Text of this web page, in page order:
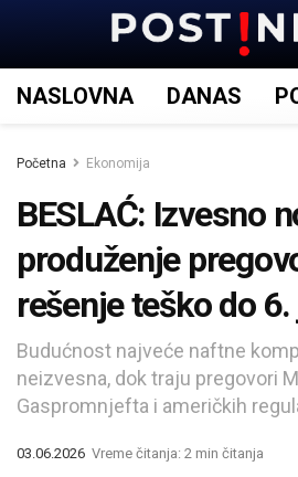
NASLOVNA DANAS
Početna Ekonomija
BESLAĆ: Izvesno
produženje
rešenje teško do
Budućnost najveće naftne
neizvesna, dok traju pregovori
Gaspromnjefta i američkih
03.06.2026 Vreme čitanja: 2 min čitanja